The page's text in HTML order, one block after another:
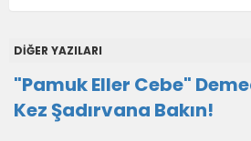
DİĞER YAZILARI
"Pamuk Eller Cebe"
Kez Şadırvana Bakın!